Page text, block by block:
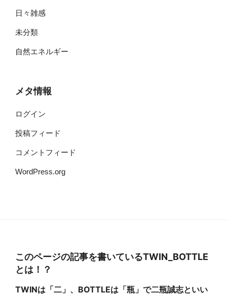
日々雑感
未分類
自然エネルギー
メタ情報
ログイン
投稿フィード
コメントフィード
WordPress.org
このページの記事を書いているTWIN_BOTTLE
とは！？
TWINは「二」、BOTTLEは「瓶」で二瓶誠志といい